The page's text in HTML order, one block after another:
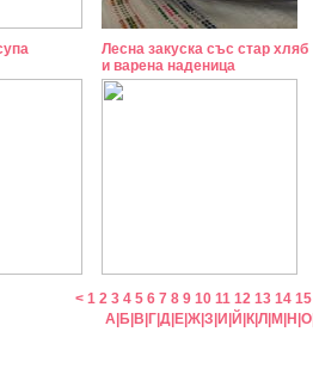
Лесна закуска със стар хляб
и варена наденица
< 1 2 3 4 5 6 7 8 9 10 11 12 13 14 15
А Б В Г Д Е Ж З И Й К Л М Н О